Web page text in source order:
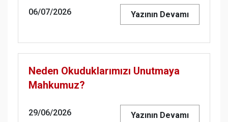
06/07/2026 Yazının Devamı
Neden Okuduklarımızı Unutmaya
Mahkumuz?
29/06/2026 Yazının Devamı